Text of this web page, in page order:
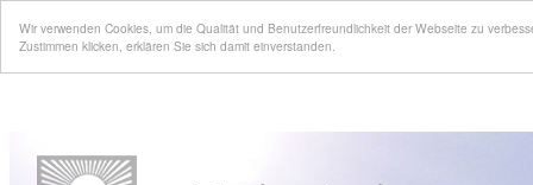
Wir verwenden Cookies, um die Qualität und Benutzerfreundlichkeit der Webseite zu
Zustimmen klicken, erklären Sie sich damit einverstanden.